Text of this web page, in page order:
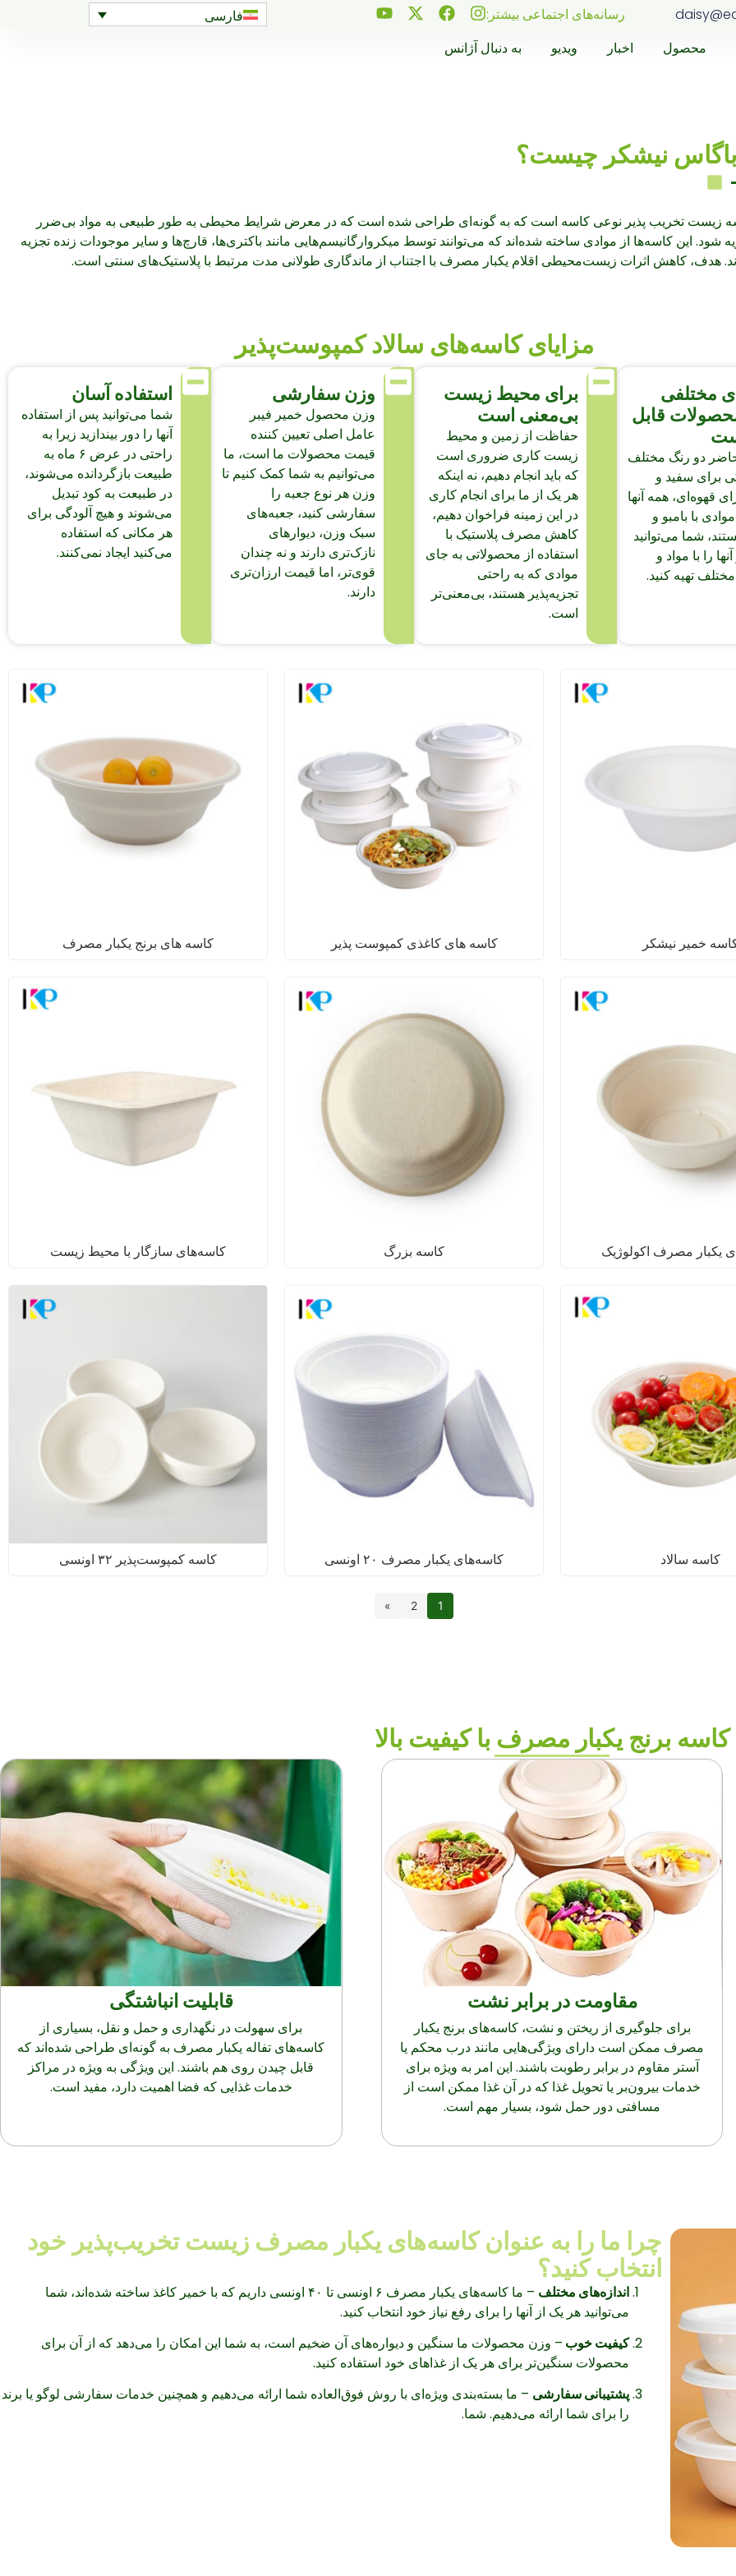
رسانه‌های اجتماعی بیشتر: فارسی
محصول اخبار ویدیو به دنبال آژانس
نیشکر چیست؟
زیست تخریب پذیر نوعی کاسه است که به گونه‌ای طراحی شده است که در معرض شرایط محیطی به طور طبیعی به مواد بی‌ضرر
شود. این کاسه‌ها از موادی ساخته شده‌اند که می‌توانند توسط میکروارگانیسم‌هایی مانند باکتری‌ها، قارچ‌ها و سایر موجودات زنده تجزیه
هدف، کاهش اثرات زیست‌محیطی اقلام یکبار مصرف با اجتناب از ماندگاری طولانی مدت مرتبط با پلاستیک‌های سنتی است.
مزایای کاسه‌های سالاد کمپوست‌پذیر
مختلفی
قابل
دو رنگ مختلف
برای سفید و
قهوه‌ای، همه آنها
با بامبو و
شما می‌توانید
را با مواد و
تهیه کنید.
برای محیط زیست
بی‌معنی است
حفاظت از زمین و محیط
زیست کاری ضروری است
که باید انجام دهیم، نه اینکه
هر یک از ما برای انجام کاری
در این زمینه فراخوان دهیم،
کاهش مصرف پلاستیک با
استفاده از محصولاتی به جای
موادی که به راحتی
تجزیه‌پذیر هستند، بی‌معنی‌تر
است.
وزن سفارشی
وزن محصول خمیر فیبر
عامل اصلی تعیین کننده
قیمت محصولات ما است، ما
می‌توانیم به شما کمک کنیم تا
وزن هر نوع جعبه را
سفارشی کنید، جعبه‌های
سبک وزن، دیوارهای
نازک‌تری دارند و نه چندان
قوی‌تر، اما قیمت ارزان‌تری
دارند.
استفاده آسان
شما می‌توانید پس از استفاده
آنها را دور بیندازید زیرا به
راحتی در عرض ۶ ماه به
طبیعت بازگردانده می‌شوند،
در طبیعت به کود تبدیل
می‌شوند و هیچ آلودگی برای
هر مکانی که استفاده
می‌کنید ایجاد نمی‌کنند.
خمیر نیشکر کاسه های کاغذی کمپوست پذیر کاسه های برنج یکبار مصرف
یکبار مصرف اکولوژیک کاسه بزرگ کاسه‌های سازگار با محیط زیست
کاسه سالاد کاسه‌های یکبار مصرف ۲۰ اونسی کاسه کمپوست‌پذیر ۳۲ اونسی
1
2
»
کاسه برنج یکبار مصرف با کیفیت بالا
مقاومت در برابر نشت
برای جلوگیری از ریختن و نشت، کاسه‌های برنج یکبار
مصرف ممکن است دارای ویژگی‌هایی مانند درب محکم یا
آستر مقاوم در برابر رطوبت باشند. این امر به ویژه برای
خدمات بیرون‌بر یا تحویل غذا که در آن غذا ممکن است از
مسافتی دور حمل شود، بسیار مهم است.
قابلیت انباشتگی
برای سهولت در نگهداری و حمل و نقل، بسیاری از
کاسه‌های تفاله یکبار مصرف به گونه‌ای طراحی شده‌اند که
قابل چیدن روی هم باشند. این ویژگی به ویژه در مراکز
خدمات غذایی که فضا اهمیت دارد، مفید است.
چرا ما را به عنوان کاسه‌های یکبار مصرف زیست تخریب‌پذیر خود
انتخاب کنید؟
اندازه‌های مختلف
– ما کاسه‌های یکبار مصرف ۶ اونسی تا ۴۰ اونسی داریم که با خمیر کاغذ ساخته شده‌اند، شما
می‌توانید هر یک از آنها را برای رفع نیاز خود انتخاب کنید.
کیفیت خوب – وزن محصولات ما سنگین و دیواره‌های آن ضخیم است، به شما این امکان را می‌دهد که از آن برای
محصولات سنگین‌تر برای هر یک از غذاهای خود استفاده کنید.
پشتیبانی سفارشی – ما بسته‌بندی ویژه‌ای با روش فوق‌العاده شما ارائه می‌دهیم و همچنین خدمات سفارشی لوگو یا برند
را برای شما ارائه می‌دهیم. شما.